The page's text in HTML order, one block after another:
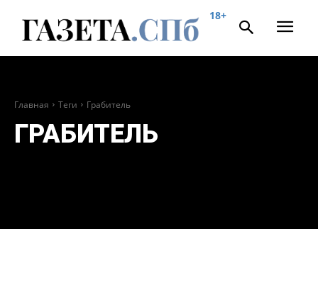
18+
Главная Теги Грабитель
ГРАБИТЕЛЬ